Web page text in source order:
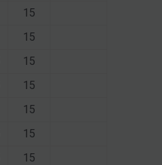
15
15
15
15
15
15
15